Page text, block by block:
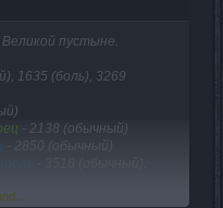
пустыне.
1635 (боль), 3269
- 2138 (обычный)
- 2850 (обычный)